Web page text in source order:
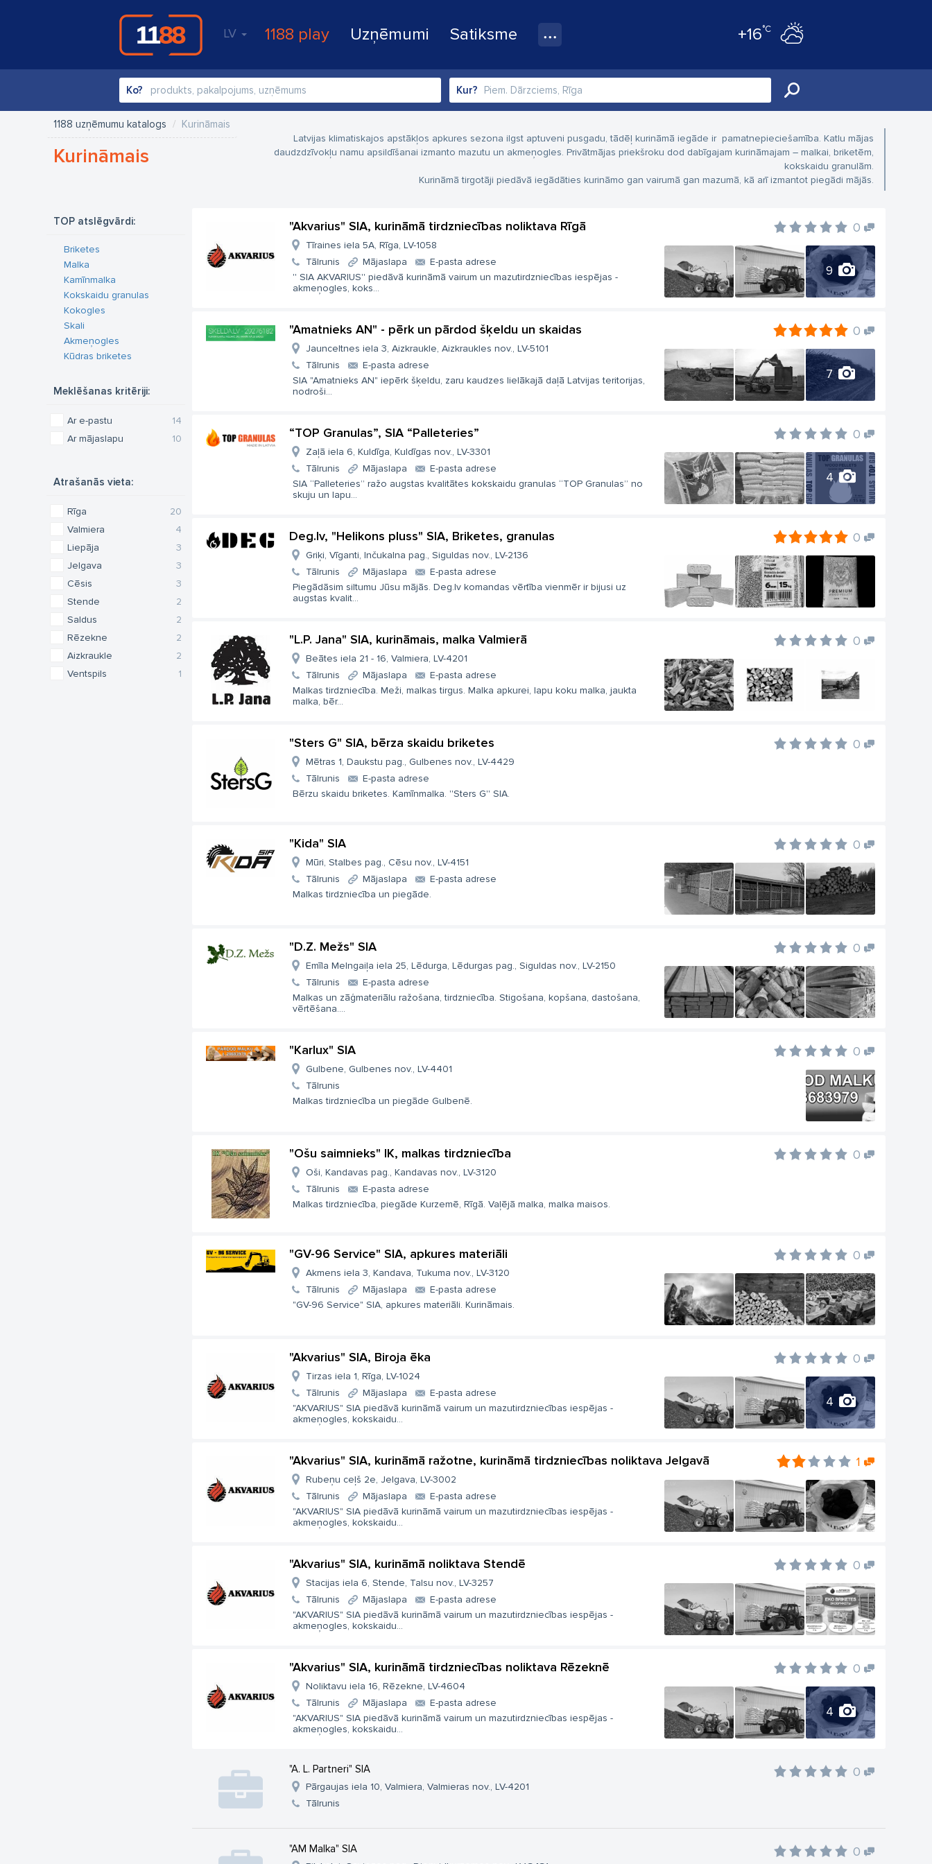
LV 1188 play Uzņēmumi Satiksme +16°C
Ko? Kur?
1188 uzņēmumu katalogs Kurināmais
Kurināmais
Latvijas klimatiskajos apstākļos apkures sezona ilgst aptuveni pusgadu, tādēļ kurināmā iegāde ir pamatnepieciešamība. Katlu mājas
daudzdzīvokļu namu apsildīšanai izmanto mazutu un akmeņogles. Privātmājas priekšroku dod dabīgajam kurināmajam – malkai, briketēm,
kokskaidu granulām.
Kurināmā tirgotāji piedāvā iegādāties kurināmo gan vairumā gan mazumā, kā arī izmantot piegādi mājās.
TOP atslēgvārdi:
Briketes
Malka
Kamīnmalka
Kokskaidu granulas
Kokogles
Skali
Akmeņogles
Kūdras briketes
Meklēšanas kritēriji:
14
Ar e-pastu
10
Ar mājaslapu
Atrašanās vieta:
20
Rīga
4
Valmiera
3
Liepāja
3
Jelgava
3
Cēsis
2
Stende
2
Saldus
2
Rēzekne
2
Aizkraukle
1
Ventspils
"Akvarius" SIA, kurināmā tirdzniecības noliktava Rīgā 0
9
Tīraines iela 5A, Rīga, LV-1058
Tālrunis
Mājaslapa
E-pasta adrese
'' SIA AKVARIUS'' piedāvā kurināmā vairum un mazutirdzniecības iespējas -
akmeņogles, koks...
"Amatnieks AN" - pērk un pārdod šķeldu un skaidas 0
7
Jaunceltnes iela 3, Aizkraukle, Aizkraukles nov., LV-5101
Tālrunis
E-pasta adrese
SIA "Amatnieks AN" iepērk šķeldu, zaru kaudzes lielākajā daļā Latvijas teritorijas,
nodroši...
“TOP Granulas”, SIA “Palleteries” 0
4
Zaļā iela 6, Kuldīga, Kuldīgas nov., LV-3301
Tālrunis
Mājaslapa
E-pasta adrese
SIA “Palleteries” ražo augstas kvalitātes kokskaidu granulas “TOP Granulas” no
skuju un lapu...
Deg.lv, "Helikons pluss" SIA, Briketes, granulas 0
Griķi, Vīganti, Inčukalna pag., Siguldas nov., LV-2136
Tālrunis
Mājaslapa
E-pasta adrese
Piegādāsim siltumu Jūsu mājās. Deg.lv komandas vērtība vienmēr ir bijusi uz
augstas kvalit...
"L.P. Jana" SIA, kurināmais, malka Valmierā 0
Beātes iela 21 - 16, Valmiera, LV-4201
Tālrunis
Mājaslapa
E-pasta adrese
Malkas tirdzniecība. Meži, malkas tirgus. Malka apkurei, lapu koku malka, jaukta
malka, bēr...
"Sters G" SIA, bērza skaidu briketes 0
Mētras 1, Daukstu pag., Gulbenes nov., LV-4429
Tālrunis
E-pasta adrese
Bērzu skaidu briketes. Kamīnmalka. ''Sters G'' SIA.
"Kida" SIA 0
Mūri, Stalbes pag., Cēsu nov., LV-4151
Tālrunis
Mājaslapa
E-pasta adrese
Malkas tirdzniecība un piegāde.
"D.Z. Mežs" SIA 0
Emīla Melngaiļa iela 25, Lēdurga, Lēdurgas pag., Siguldas nov., LV-2150
Tālrunis
E-pasta adrese
Malkas un zāģmateriālu ražošana, tirdzniecība. Stigošana, kopšana, dastošana,
vērtēšana....
"Karlux" SIA 0
Gulbene, Gulbenes nov., LV-4401
Tālrunis
Malkas tirdzniecība un piegāde Gulbenē.
"Ošu saimnieks" IK, malkas tirdzniecība 0
Oši, Kandavas pag., Kandavas nov., LV-3120
Tālrunis
E-pasta adrese
Malkas tirdzniecība, piegāde Kurzemē, Rīgā. Vaļējā malka, malka maisos.
"GV-96 Service" SIA, apkures materiāli 0
Akmens iela 3, Kandava, Tukuma nov., LV-3120
Tālrunis
Mājaslapa
E-pasta adrese
"GV-96 Service" SIA, apkures materiāli. Kurināmais.
"Akvarius" SIA, Biroja ēka 0
4
Tirzas iela 1, Rīga, LV-1024
Tālrunis
Mājaslapa
E-pasta adrese
"AKVARIUS" SIA piedāvā kurināmā vairum un mazutirdzniecības iespējas -
akmeņogles, kokskaidu...
"Akvarius" SIA, kurināmā ražotne, kurināmā tirdzniecības noliktava Jelgavā 1
Rubeņu ceļš 2e, Jelgava, LV-3002
Tālrunis
Mājaslapa
E-pasta adrese
"AKVARIUS" SIA piedāvā kurināmā vairum un mazutirdzniecības iespējas -
akmeņogles, kokskaidu...
"Akvarius" SIA, kurināmā noliktava Stendē 0
Stacijas iela 6, Stende, Talsu nov., LV-3257
Tālrunis
Mājaslapa
E-pasta adrese
"AKVARIUS" SIA piedāvā kurināmā vairum un mazutirdzniecības iespējas -
akmeņogles, kokskaidu...
"Akvarius" SIA, kurināmā tirdzniecības noliktava Rēzeknē 0
4
Noliktavu iela 16, Rēzekne, LV-4604
Tālrunis
Mājaslapa
E-pasta adrese
"AKVARIUS" SIA piedāvā kurināmā vairum un mazutirdzniecības iespējas -
akmeņogles, kokskaidu...
"A. L. Partneri" SIA 0
Pārgaujas iela 10, Valmiera, Valmieras nov., LV-4201
Tālrunis
"AM Malka" SIA 0